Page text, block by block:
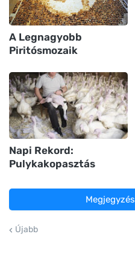
A Legnagyobb
Piritósmozaik
Napi Rekord:
Pulykakopasztás
Újabb